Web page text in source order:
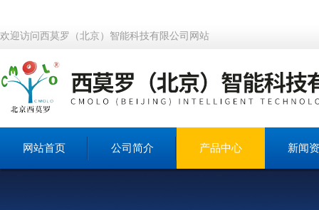
欢迎访问西莫罗（北京）智能科技有限公司网站
网站首页 公司简介 产品中心 新闻